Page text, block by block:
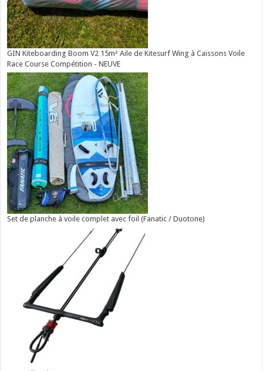
GIN Kiteboarding Boom V2 15m² Aile de Kitesurf Wing à Caissons Voile
Race Course Compétition - NEUVE
Set de planche à voile complet avec foil (Fanatic / Duotone)